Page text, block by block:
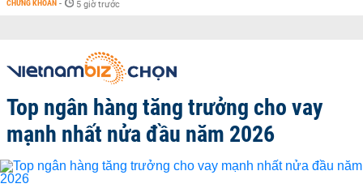
CHỨNG KHOÁN - 5 giờ trước
Top ngân hàng tăng trưởng cho vay
mạnh nhất nửa đầu năm 2026